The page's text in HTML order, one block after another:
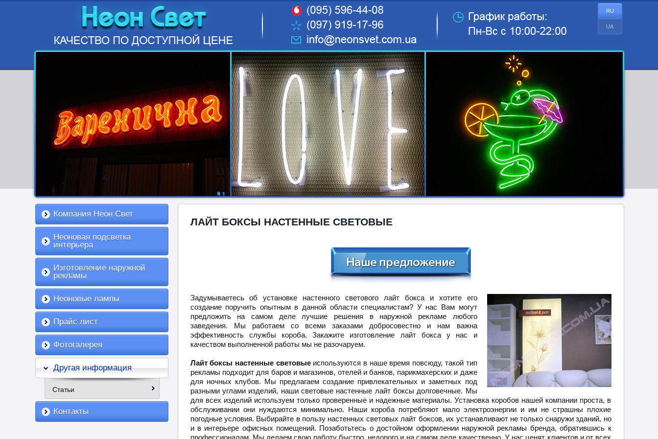
RU
UA
Компания Неон Свет
Неоновая подсветка
интерьера
Изготовление наружной
рекламы
Неоновые лампы
Прайс лист
Фотогалерея
Другая информация
Статьи
Контакты
ЛАЙТ БОКСЫ НАСТЕННЫЕ СВЕТОВЫЕ
Задумываетесь об установке настенного светового лайт бокса и хотите его
создание поручить опытным в данной области специалистам? У нас Вам могут
предложить на самом деле лучшие решения в наружной рекламе любого
заведения. Мы работаем со всеми заказами добросовестно и нам важна
эффективность службы короба. Закажите изготовление лайт бокса у нас и
качеством выполненной работы мы не разочаруем.
Лайт боксы настенные световыеиспользуются в наше время повсюду, такой тип
рекламы подходит для баров и магазинов, отелей и банков, парикмахерских и даже
для ночных клубов. Мы предлагаем создание привлекательных и заметных под
разными углами изделий, наши световые настенные лайт боксы долговечные. Мы
для всех изделий используем только проверенные и надежные материалы. Установка коробов нашей компании проста, в
обслуживании они нуждаются минимально. Наши короба потребляют мало электроэнергии и им не страшны плохие
погодные условия. Выбирайте в пользу настенных световых лайт боксов, их устанавливают не только снаружи зданий, но
и в интерьере офисных помещений. Позаботьтесь о достойном оформлении наружной рекламы бренда, обратившись к
профессионалам. Мы делаем свою работу быстро, недорого и на самом деле качественно. У нас ценят клиентов и от всех